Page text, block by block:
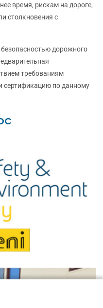
время, рискам на дороге,
столкновения с
дорожного
требованиям
сертификацию по данному